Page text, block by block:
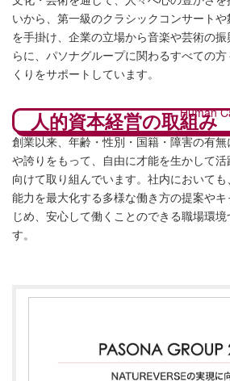
いから、第一級のクラシックコンサート
を手掛け、企業の立場から音楽や芸術の
らに、パソナグループに関わるすべての
くりをサポートしています。
人的資本経営の取組み
Human
創業以来、年齢・性別・国籍・障害の有
や誇りをもって、自由に才能を生かして
向けて取り組んでいます。社内において
能力を最大化する多様な働き方の提案や
じめ、安心して働くことのできる職場環
す。